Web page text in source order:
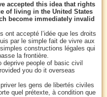
accepted this idea that rights
of living in the United States
become immediately invalid
ont accepté l’idée que les droits
par le simple fait de vivre aux
constructions légales qui
la frontière.
people of basic civil
you do it overseas
les gens de libertés civiles
quel prétexte, à condition que